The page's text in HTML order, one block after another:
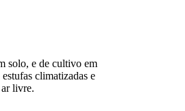
solo, e de cultivo em
climatizadas e
ar livre.